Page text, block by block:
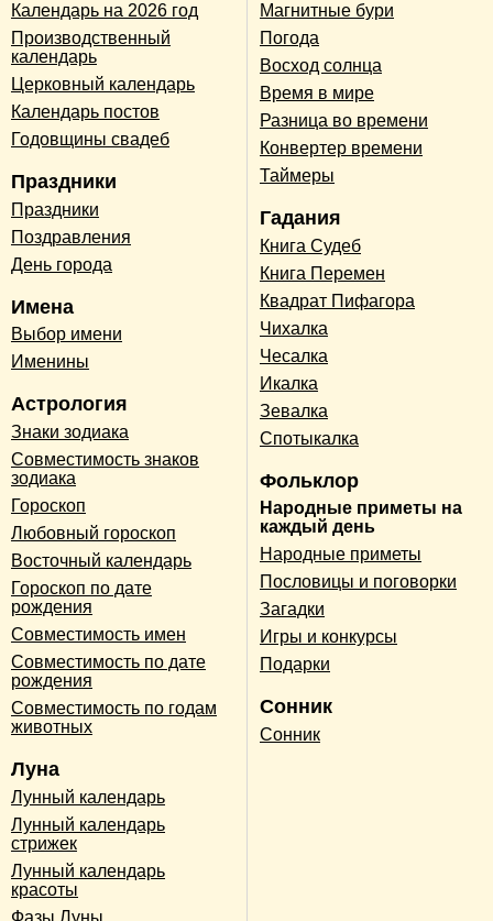
Календарь на 2026 год
Производственный
календарь
Церковный календарь
Календарь постов
Годовщины свадеб
Праздники
Праздники
Поздравления
День города
Имена
Выбор имени
Именины
Астрология
Знаки зодиака
Совместимость знаков
зодиака
Гороскоп
Любовный гороскоп
Восточный календарь
Гороскоп по дате
рождения
Совместимость имен
Совместимость по дате
рождения
Совместимость по годам
животных
Луна
Лунный календарь
Лунный календарь
стрижек
Лунный календарь
красоты
Фазы Луны
Магнитные бури
Погода
Восход солнца
Время в мире
Разница во времени
Конвертер времени
Таймеры
Гадания
Книга Судеб
Книга Перемен
Квадрат Пифагора
Чихалка
Чесалка
Икалка
Зевалка
Спотыкалка
Фольклор
Народные приметы на
каждый день
Народные приметы
Пословицы и поговорки
Загадки
Игры и конкурсы
Подарки
Сонник
Сонник